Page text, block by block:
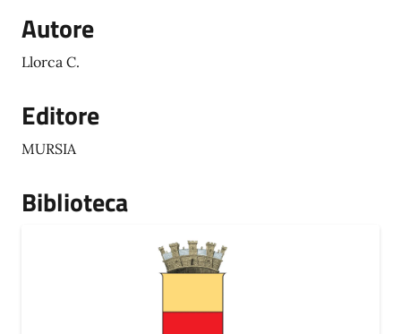
Autore
Llorca C.
Editore
MURSIA
Biblioteca